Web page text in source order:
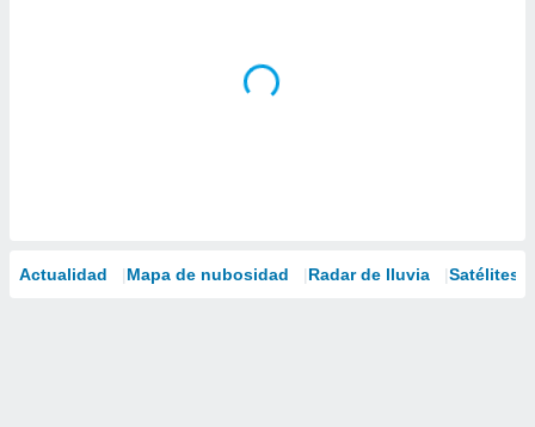
Actualidad Mapa de nubosidad Radar de lluvia Satélites